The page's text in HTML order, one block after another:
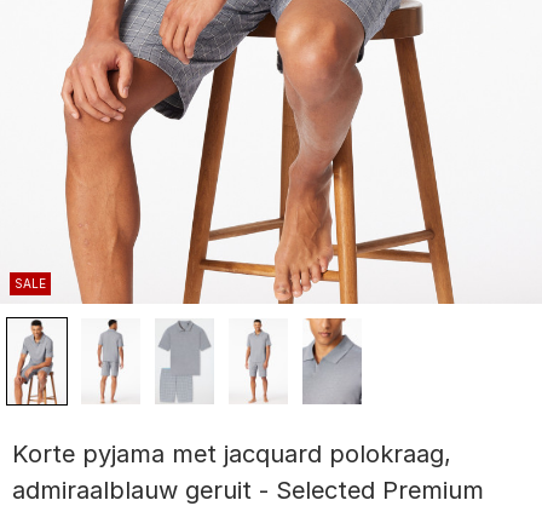
SALE
Korte pyjama met jacquard polokraag,
admiraalblauw geruit - Selected Premium